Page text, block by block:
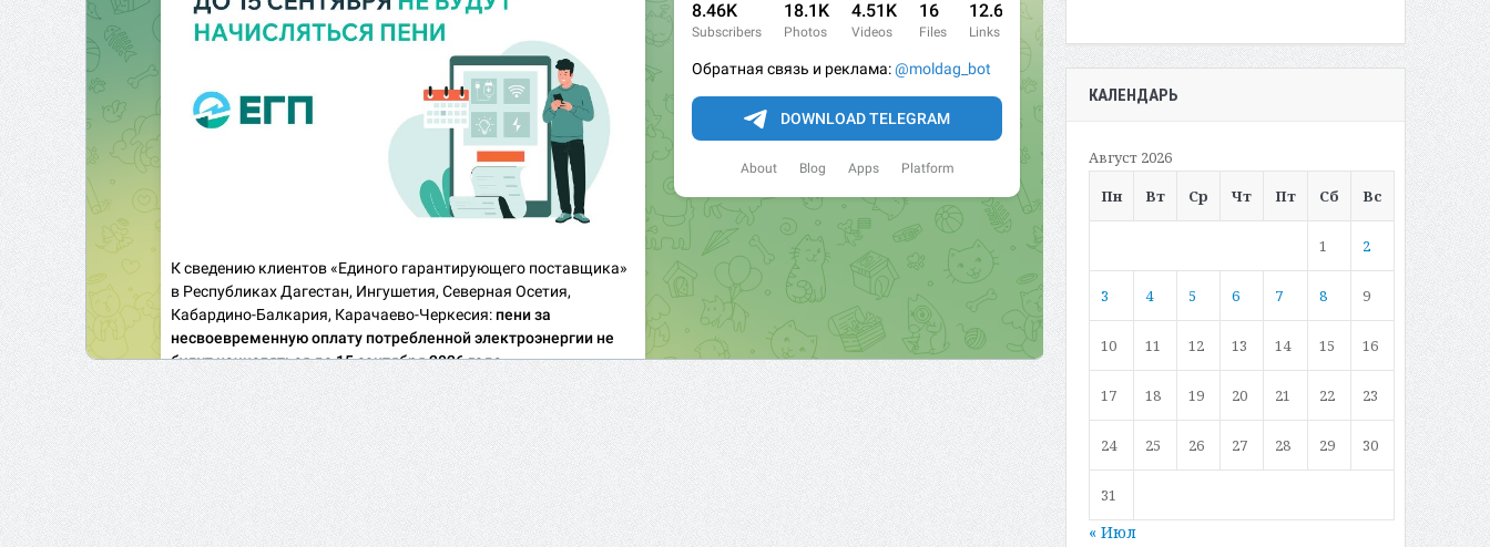
КАЛЕНДАРЬ
Август 2026
Пн
Вт Ср Чт Пт Сб Вс
1 2
3 4 5 6 7 8 9
10 11 12 13 14 15 16
17 18 19 20 21 22 23
24 25 26 27 28 29 30
31
« Июл